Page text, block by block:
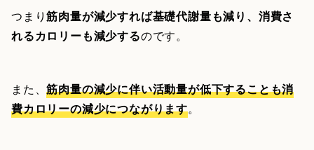
つまり筋肉量が減少すれば基礎代謝量も減り、消費さ
れるカロリーも減少するのです。
また、筋肉量の減少に伴い活動量が低下することも消
費カロリーの減少につながります。